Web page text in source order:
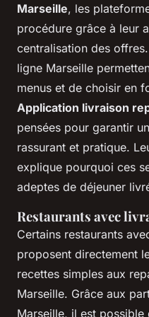
Marseille, les
procédure grâce à leur
centralisation des
ligne Marseille
menus et de choisir en
Application livraison
pensées pour garantir
rassurant et pratique.
explique pourquoi ces
adeptes de déjeuner
Restaurants avec
Certains restaurants
proposent directement
recettes simples aux
Marseille. Grâce aux
Marseille, il est